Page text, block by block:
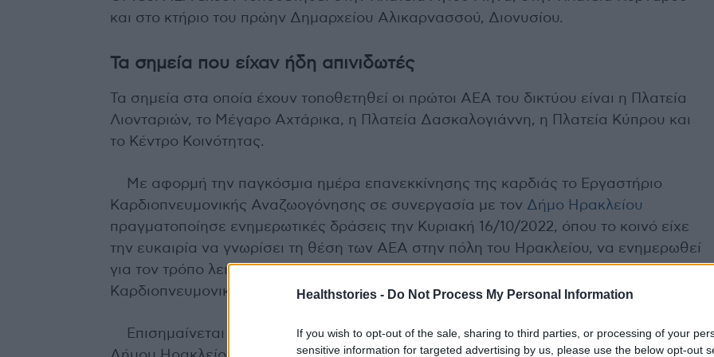
Healthstories - Do Not Process My Personal Information
If you wish to opt-out of the sale, sharing to third parties, or processing of your
sensitive information for targeted advertising by us, please use the below opt-out
και στο κτήριο του πρώην Δημαρχείου Αλικαρνασσού, Διονυσίου.
Τα σημεία που είχαν ήδη απινιδωτές
Τα σημεία στα οποία έχουν τοποθετηθεί οι πρώτοι ΑΕΑ του δικτύου είναι η Πλατεία
Λιονταριών, το Μέγαρο Αχτάρικα, η Πλατεία Δασκαλογιάννη, η Πλατεία Κύπρου και
το Κέντρο Κοινότητας.
Με αφορμή την παγκόσμια ημέρα επανεκκίνησης της καρδιάς το Εργαστήριο
Καρδιοπνευμονικής Αναζωογόνησης σε συνεργασία με τον Δήμο Ηρακλείου
πραγματοποίησε ενημερωτικές δράσεις την Κυριακή 16/10/2022, όπου το κοινό είχε
την ευκαιρία να γνωρίσει τη θέση των ΑΕΑ στην πόλη του Ηρακλείου, να ενημερωθεί
για τον τρόπο λειτουργίας τους καθώς επίσης και να εξασκηθεί στην
Καρδιοπνευμονική Αναζωογόνηση.
Επισημαίνεται ότι στην χρήση του ΑΕΑ έχουν ήδη εκπαιδευτεί υπάλληλοι του